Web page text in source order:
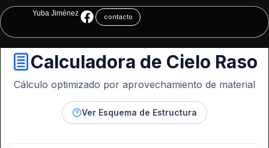
Yuba Jiménez contacto
Calculadora de Cielo Raso
Cálculo optimizado por aprovechamiento de material
Ver Esquema de Estructura